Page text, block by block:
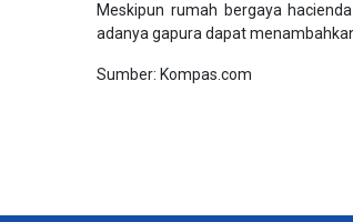
Meskipun rumah bergaya
adanya gapura dapat
Sumber: Kompas.com